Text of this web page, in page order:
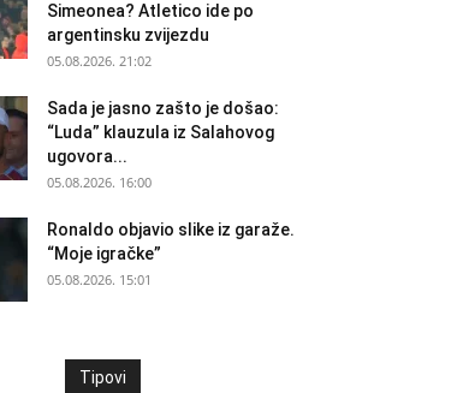
Simeonea? Atletico ide po
argentinsku zvijezdu
05.08.2026. 21:02
Sada je jasno zašto je došao:
“Luda” klauzula iz Salahovog
ugovora...
05.08.2026. 16:00
Ronaldo objavio slike iz garaže.
“Moje igračke”
05.08.2026. 15:01
Tipovi